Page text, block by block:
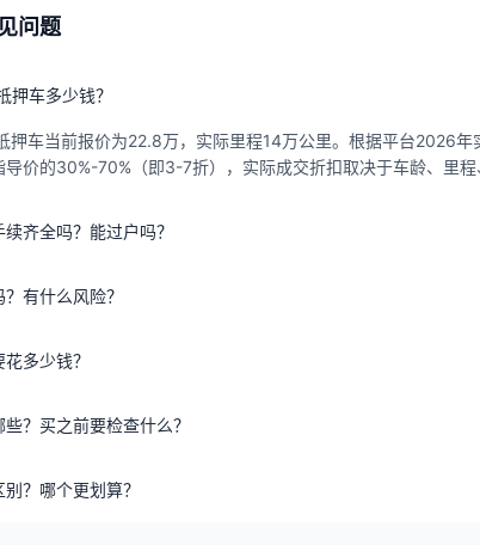
问题
押车多少钱？
押车当前报价为22.8万，实际里程14万公里。根据平台2026
价的30%-70%（即3-7折），实际成交折扣取决于车龄、里程
齐全吗？能过户吗？
有什么风险？
多少钱？
？买之前要检查什么？
？哪个更划算？